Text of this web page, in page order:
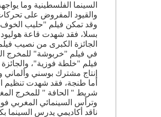
السينما الفلسطينية وما
والقيود المفروض على
وقد تمكن فيلم "حليب الخوف"
الجائزة الكبرى من نصيب
في فيلم "خربوشة" للمخرج
فيلم "خلطة فوزية"،
إنتاج مشترك بوسني وألماني
وترأس السينمائي المغربي
ناقد أكاديمي يدرس السينما